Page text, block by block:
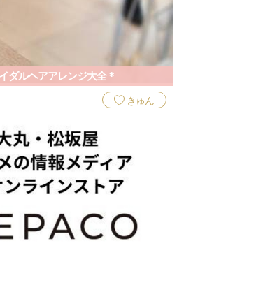
ダルヘアアレンジ大全＊
きゅん